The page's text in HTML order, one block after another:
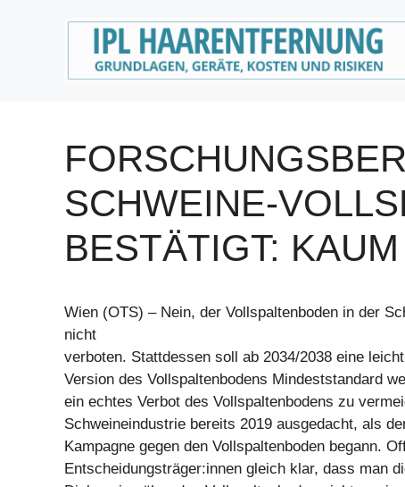
SCHWEINE-
BESTÄTIGT:
Wien (OTS) – Nein, der Vollspaltenboden in der
nicht
verboten. Stattdessen soll ab 2034/2038 eine
Version des Vollspaltenbodens Mindeststandard
ein echtes Verbot des Vollspaltenbodens zu
Schweineindustrie bereits 2019 ausgedacht, als
Kampagne gegen den Vollspaltenboden begann.
Entscheidungsträger:innen gleich klar, dass man